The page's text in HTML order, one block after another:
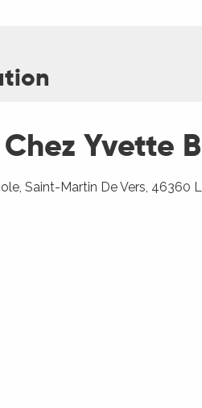
Yvette
Saint-Martin De Vers, 46360